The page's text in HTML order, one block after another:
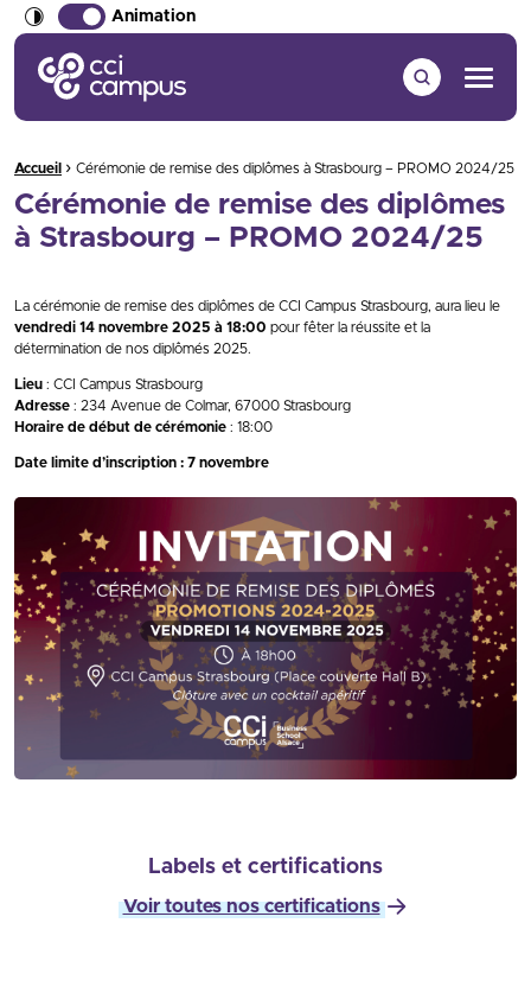
Animation
CCI Campus La formation qui vous ressemble
Menu
Fil d'Ariane :
Accueil › Cérémonie de remise des diplômes à Strasbourg – PROMO 2024/25
Cérémonie de remise des diplômes
à Strasbourg – PROMO 2024/25
La cérémonie de remise des diplômes de CCI Campus Strasbourg, aura lieu le
vendredi 14 novembre 2025 à 18:00 pour fêter la réussite et la
détermination de nos diplômés 2025.
Lieu : CCI Campus Strasbourg
Adresse : 234 Avenue de Colmar, 67000 Strasbourg
Horaire de début de cérémonie : 18:00
Date limite d’inscription : 7 novembre
Labels et certifications
Voir toutes nos certifications